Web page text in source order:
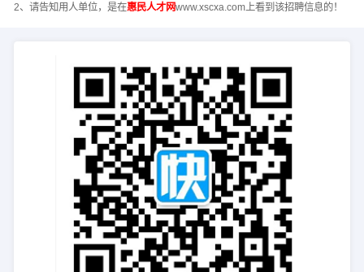
2、请告知用人单位，是在惠民人才网www.xscxa.com上看到该招聘信息的！